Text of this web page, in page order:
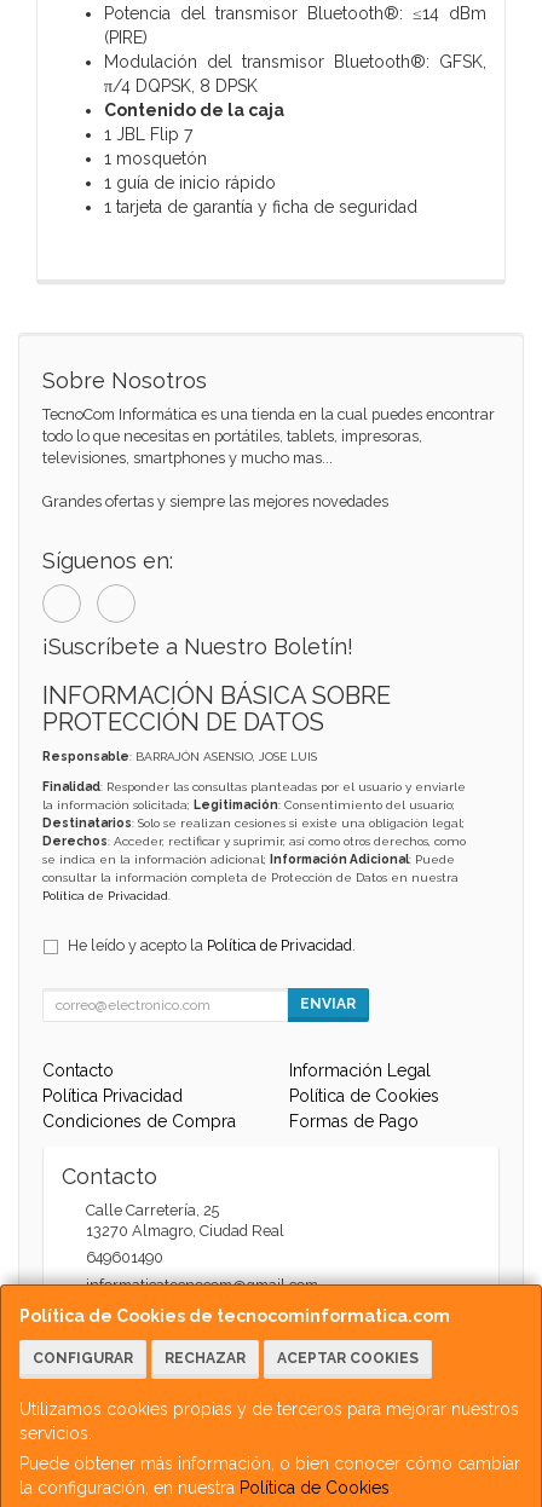
Potencia del transmisor Bluetooth®: ≤14 dBm
(PIRE)
Modulación del transmisor Bluetooth®: GFSK,
π/4 DQPSK, 8 DPSK
Contenido de la caja
1 JBL Flip 7
1 mosquetón
1 guía de inicio rápido
1 tarjeta de garantía y ficha de seguridad
Política de Cookies de tecnocominformatica.com
CONFIGURAR RECHAZAR ACEPTAR COOKIES
Utilizamos cookies propias y de terceros para mejorar nuestros
servicios.
Puede obtener más información, o bien conocer cómo cambiar
la configuración, en nuestra Política de Cookies
Sobre Nosotros
TecnoCom Informática es una tienda en la cual puedes encontrar
todo lo que necesitas en portátiles, tablets, impresoras,
televisiones, smartphones y mucho mas...
Grandes ofertas y siempre las mejores novedades
Síguenos en:
¡Suscríbete a Nuestro Boletín!
INFORMACIÓN BÁSICA SOBRE
PROTECCIÓN DE DATOS
Responsable: BARRAJÓN ASENSIO, JOSE LUIS
Finalidad: Responder las consultas planteadas por el usuario y enviarle
la información solicitada; Legitimación: Consentimiento del usuario;
Destinatarios: Solo se realizan cesiones si existe una obligación legal;
Derechos: Acceder, rectificar y suprimir, así como otros derechos, como
se indica en la información adicional;
Información Adicional: Puede
consultar la información completa de Protección de Datos en nuestra
Política de Privacidad
He leído y acepto la Política de Privacidad
ENVIAR
Contacto
Información Legal
Política Privacidad
Política de Cookies
Condiciones de Compra
Formas de Pago
Contacto
Calle Carretería, 25
13270 Almagro Ciudad Real
649601490
informaticatecnocom@gmail.com
Horario
Atención Web - 11:00 a 13:30 / 17:30 a 20:00
, , , , España. - C.I.F.: 05711764J - Tfno: